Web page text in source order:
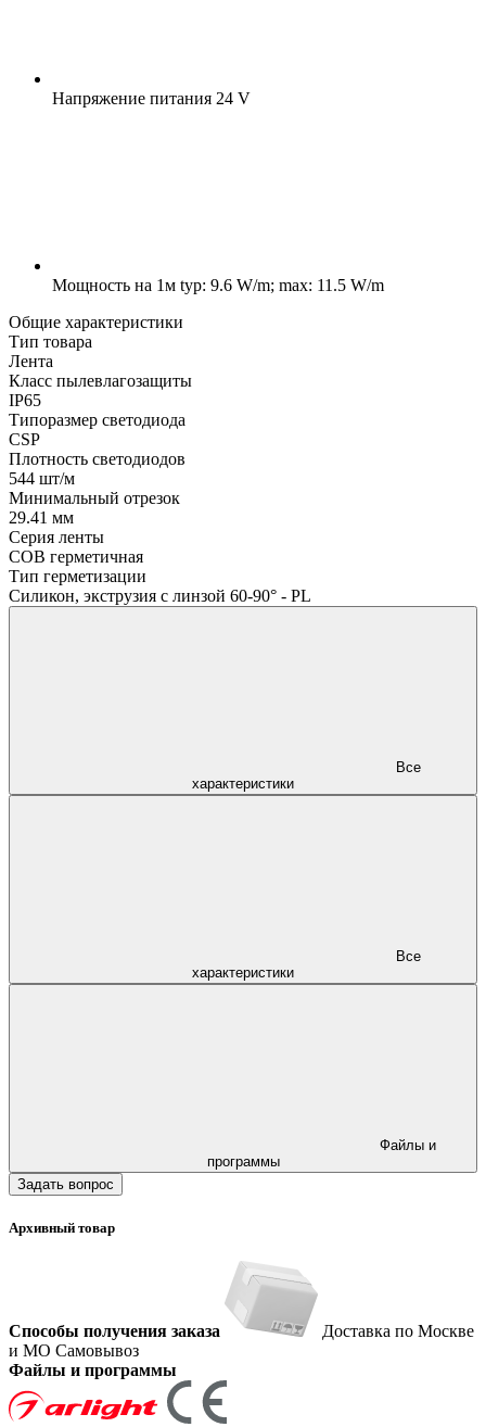
Напряжение питания 24 V
Мощность на 1м typ: 9.6 W/m; max: 11.5 W/m
Общие характеристики
Тип товара
Лента
Класс пылевлагозащиты
IP65
Типоразмер светодиода
CSP
Плотность светодиодов
544 шт/м
Минимальный отрезок
29.41 мм
Серия ленты
COB герметичная
Тип герметизации
Силикон, экструзия с линзой 60-90° - PL
характеристики
характеристики
программы
Задать вопрос
Архивный товар
Способы получения заказа
Доставка по Москве
и МО Самовывоз
Файлы и программы